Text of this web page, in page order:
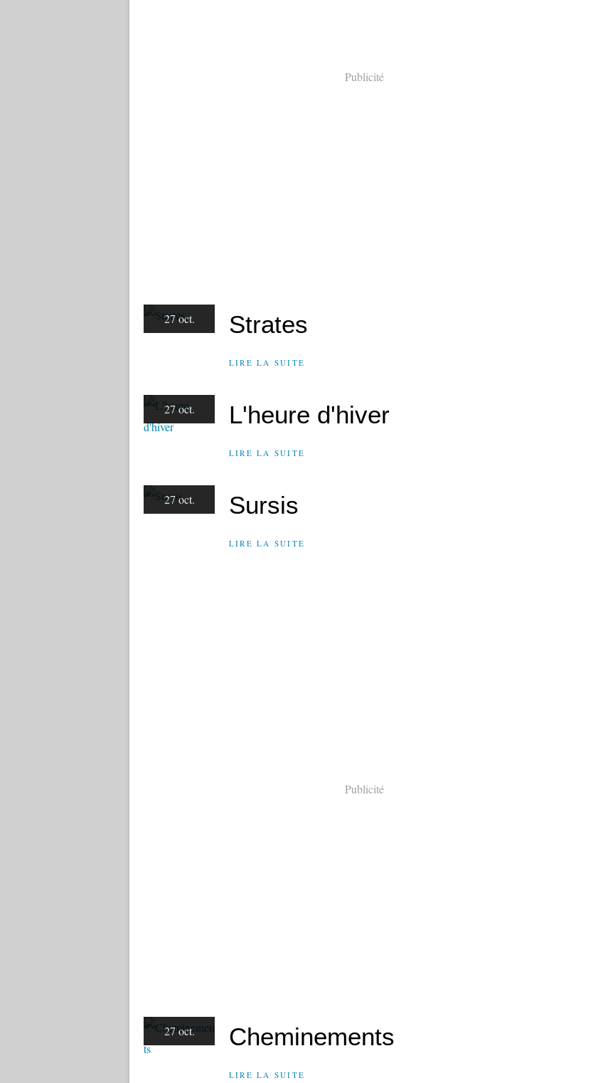
Publicité
27 oct. Strates
LIRE LA SUITE
27 oct. L'heure d'hiver
LIRE LA SUITE
27 oct. Sursis
LIRE LA SUITE
Publicité
27 oct. Cheminements
LIRE LA SUITE